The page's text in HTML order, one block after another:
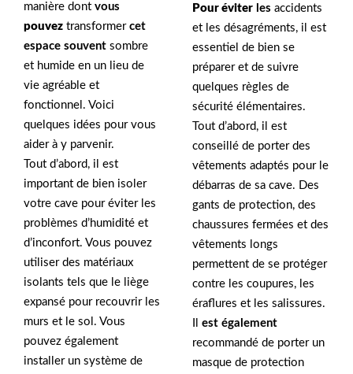
manière dont vous
pouvez transformer cet
espace souvent sombre
et humide en un lieu de
vie agréable et
fonctionnel. Voici
quelques idées pour vous
aider à y parvenir.
Tout d’abord, il est
important de bien isoler
votre cave pour éviter les
problèmes d’humidité et
d’inconfort. Vous pouvez
utiliser des matériaux
isolants tels que le liège
expansé pour recouvrir les
murs et le sol. Vous
pouvez également
installer un système de
Pour éviter les accidents
et les désagréments, il est
essentiel de bien se
préparer et de suivre
quelques règles de
sécurité élémentaires.
Tout d’abord, il est
conseillé de porter des
vêtements adaptés pour le
débarras de sa cave. Des
gants de protection, des
chaussures fermées et des
vêtements longs
permettent de se protéger
contre les coupures, les
éraflures et les salissures.
est également
recommandé de porter un
masque de protection